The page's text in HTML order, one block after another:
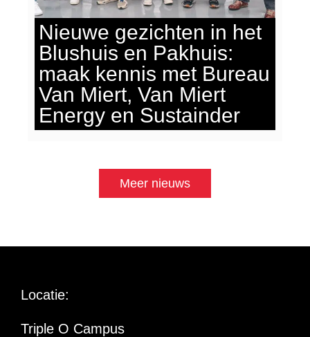
Nieuwe gezichten in het
Blushuis en Pakhuis:
maak kennis met Bureau
Van Miert, Van Miert
Energy en Sustainder
Meer nieuws
Locatie:
Triple O Campus